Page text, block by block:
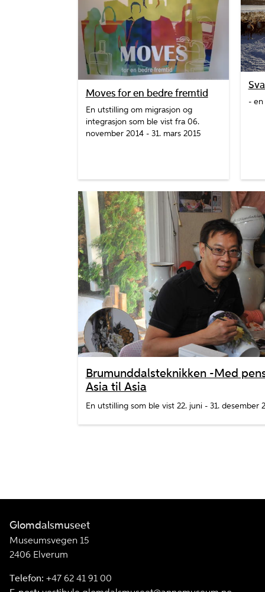
Moves for en bedre fremtid
En utstilling om migrasjon og
integrasjon som ble vist fra 06.
november 2014 - 31. mars 2015
-
Brumunddalsteknikken -Med
Asia til Asia
En utstilling som ble vist 22. juni - 31. desember
Glomdalsmuseet
Museumsvegen 15
2406 Elverum
Telefon: +47 62 41 91 00